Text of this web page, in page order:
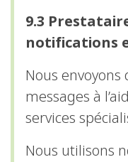
9.3
notifications
Nous
messages à
services
Nous utilisons